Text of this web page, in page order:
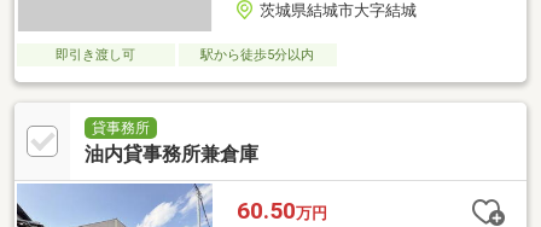
茨城県結城市大字結城
即引き渡し可 駅から徒歩5分以内
貸事務所
油内貸事務所兼倉庫
60.50万円